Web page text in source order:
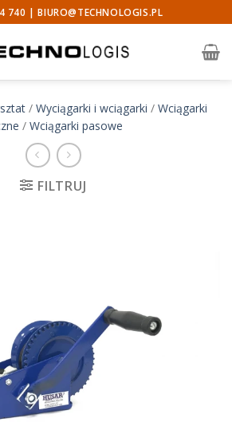
740 |BIURO@TECHNOLOGIS.PL
/ Wyciągarki i wciągarki / Wciągarki
/ Wciągarki pasowe
FILTRUJ